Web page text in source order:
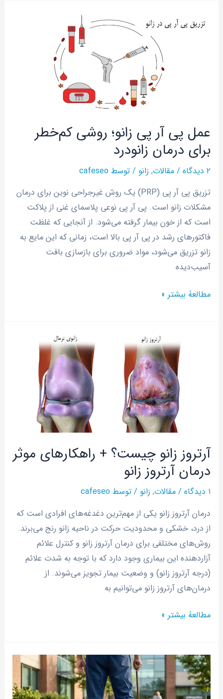
عمل پی آر پی زانو؛ روشی کم‌خطر
برای درمان زانودرد
۲ دیدگاه /مقالات, زانو / توسطcafeseo
تزریق پی آر پی (PRP) یک روش غیرجراحی نوین برای درمان
مشکلات زانو است. پی آر پی نوعی پلاسمای غنی از پلاکت
است که از خون بیمار گرفته می‌شود. از آنجایی که غلظت
فاکتورهای رشد در پی آر پی بالا است، زمانی که این مایع به
زانو تزریق می‌شود، مواد ضروری برای بازسازی بافت
آسیب‌دیده
عمل
درمان
زانودرد
مطالعۀ بیشتر »
آرتروز زانو چیست؟ + راهکار‌های موثر
درمان آرتروز زانو
۱ دیدگاه /مقالات, زانو/ توسطcafeseo
درمان آرتروز زانو یکی از مهم‌ترین دغدغه‌های افرادی است که
از درد، خشکی و محدودیت حرکت در ناحیه زانو رنج می‌برند.
روش‌های مختلفی برای درمان آرتروز زانو و کنترل علائم
آزاردهنده این بیماری وجود دارد که با توجه به شدت علائم
(درجه آرتروز زانو) و وضعیت بیمار تجویز می‌شوند. از
درمان‌های آرتروز زانو می‌توانیم به
راهکار‌های
آرتروز
زانو
مطالعۀ بیشتر »
روش‌های
درمان
زانوی